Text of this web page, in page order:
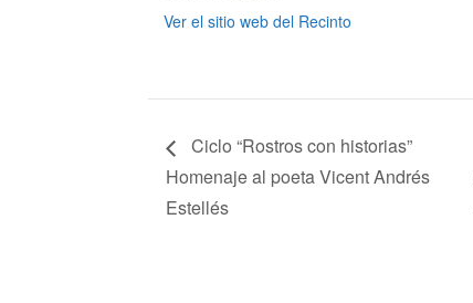
Ver el sitio web del Recinto
Ciclo “Rostros con historias”
Homenaje al poeta Vicent Andrés
Estellés